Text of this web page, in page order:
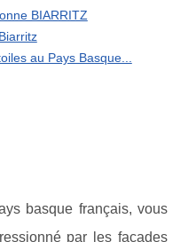
BIARRITZ
au Pays Basque...
basque français, vous
par les façades